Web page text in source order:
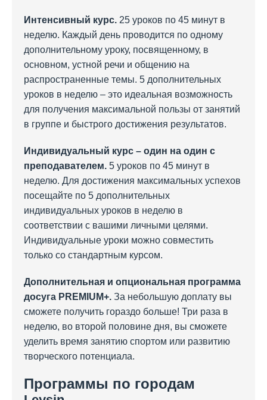
Интенсивный курс. 25 уроков по 45 минут в
неделю. Каждый день проводится по одному
дополнительному уроку, посвященному, в
основном, устной речи и общению на
распространенные темы. 5 дополнительных
уроков в неделю – это идеальная возможность
для получения максимальной пользы от занятий
в группе и быстрого достижения результатов.
Индивидуальный курс – один на один с
преподавателем. 5 уроков по 45 минут в
неделю. Для достижения максимальных успехов
посещайте по 5 дополнительных
индивидуальных уроков в неделю в
соответствии с вашими личными целями.
Индивидуальные уроки можно совместить
только со стандартным курсом.
Дополнительная и опциональная программа
досуга PREMIUM+. За небольшую доплату вы
сможете получить гораздо больше! Три раза в
неделю, во второй половине дня, вы сможете
уделить время занятию спортом или развитию
творческого потенциала.
Программы по городам